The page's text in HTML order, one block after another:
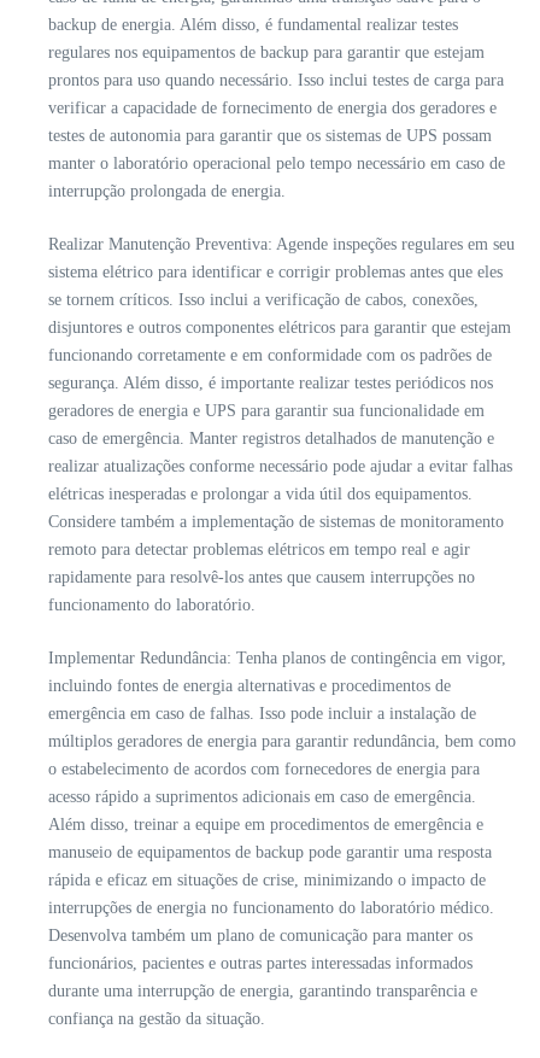
backup de energia. Além disso, é fundamental realizar testes
regulares nos equipamentos de backup para garantir que estejam
prontos para uso quando necessário. Isso inclui testes de carga para
verificar a capacidade de fornecimento de energia dos geradores e
testes de autonomia para garantir que os sistemas de UPS possam
manter o laboratório operacional pelo tempo necessário em caso de
interrupção prolongada de energia.
Realizar Manutenção Preventiva: Agende inspeções regulares em seu
sistema elétrico para identificar e corrigir problemas antes que eles
se tornem críticos. Isso inclui a verificação de cabos, conexões,
disjuntores e outros componentes elétricos para garantir que estejam
funcionando corretamente e em conformidade com os padrões de
segurança. Além disso, é importante realizar testes periódicos nos
geradores de energia e UPS para garantir sua funcionalidade em
caso de emergência. Manter registros detalhados de manutenção e
realizar atualizações conforme necessário pode ajudar a evitar falhas
elétricas inesperadas e prolongar a vida útil dos equipamentos.
Considere também a implementação de sistemas de monitoramento
remoto para detectar problemas elétricos em tempo real e agir
rapidamente para resolvê-los antes que causem interrupções no
funcionamento do laboratório.
Implementar Redundância: Tenha planos de contingência em vigor,
incluindo fontes de energia alternativas e procedimentos de
emergência em caso de falhas. Isso pode incluir a instalação de
múltiplos geradores de energia para garantir redundância, bem como
o estabelecimento de acordos com fornecedores de energia para
acesso rápido a suprimentos adicionais em caso de emergência.
Além disso, treinar a equipe em procedimentos de emergência e
manuseio de equipamentos de backup pode garantir uma resposta
rápida e eficaz em situações de crise, minimizando o impacto de
interrupções de energia no funcionamento do laboratório médico.
Desenvolva também um plano de comunicação para manter os
funcionários, pacientes e outras partes interessadas informados
durante uma interrupção de energia, garantindo transparência e
confiança na gestão da situação.